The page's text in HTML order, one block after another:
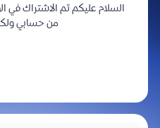
السلام عليكم تم الاشتراك في
من حسابي ولكن لم أتمكن من جدولة الاجتماع